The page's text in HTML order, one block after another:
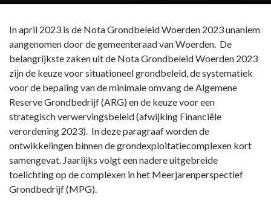
In april 2023 is de Nota Grondbeleid Woerden 2023 unaniem
aangenomen door de gemeenteraad van Woerden. De
belangrijkste zaken uit de Nota Grondbeleid Woerden 2023
zijn de keuze voor situationeel grondbeleid, de systematiek
voor de bepaling van de minimale omvang de Algemene
Reserve Grondbedrijf (ARG) en de keuze voor een
strategisch verwervingsbeleid (afwijking Financiële
verordening 2023). In deze paragraaf worden de
ontwikkelingen binnen de grondexploitatiecomplexen kort
samengevat. Jaarlijks volgt een nadere uitgebreide
toelichting op de complexen in het Meerjarenperspectief
Grondbedrijf (MPG).